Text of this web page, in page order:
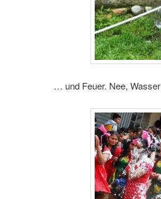
… und Feuer. Nee, Wasser